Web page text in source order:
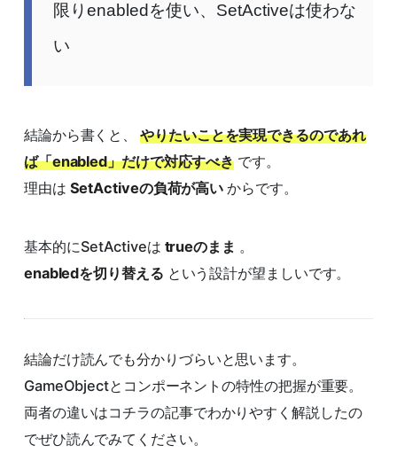
限りenabledを使い、SetActiveは使わな
い
結論から書くと、やりたいことを実現できるのであれ
ば「enabled」だけで対応すべき です。
理由は SetActiveの負荷が高い からです。
基本的にSetActiveは trueのまま 。
enabledを切り替える という設計が望ましいです。
結論だけ読んでも分かりづらいと思います。
GameObjectとコンポーネントの特性の把握が重要。
両者の違いはコチラの記事でわかりやすく解説したの
でぜひ読んでみてください。